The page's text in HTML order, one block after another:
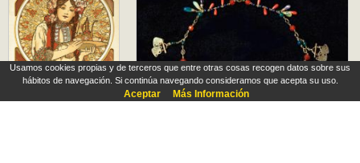
Usamos cookies propias y de terceros que entre otras cosas recogen datos sobre sus
hábitos de navegación. Si continúa navegando consideramos que acepta su uso.
Aceptar Más Información